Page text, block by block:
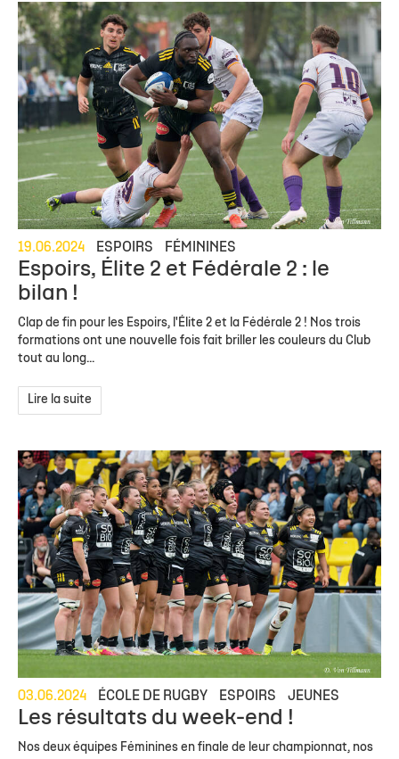
19.06.2024 ESPOIRS FÉMININES
Espoirs, Élite 2 et Fédérale 2 : le
bilan !
Clap de fin pour les Espoirs, l'Élite 2 et la Fédérale 2 ! Nos trois
formations ont une nouvelle fois fait briller les couleurs du Club
tout au long...
Lire la suite
03.06.2024 ÉCOLE DE RUGBY ESPOIRS JEUNES
Les résultats du week-end !
Nos deux équipes Féminines en finale de leur championnat, nos